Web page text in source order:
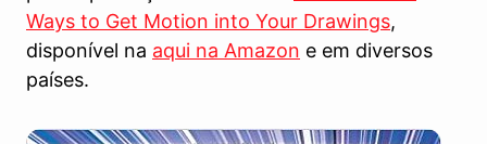
Ways to Get Motion into Your Drawings,
disponível na aqui na Amazon e em diversos
países.